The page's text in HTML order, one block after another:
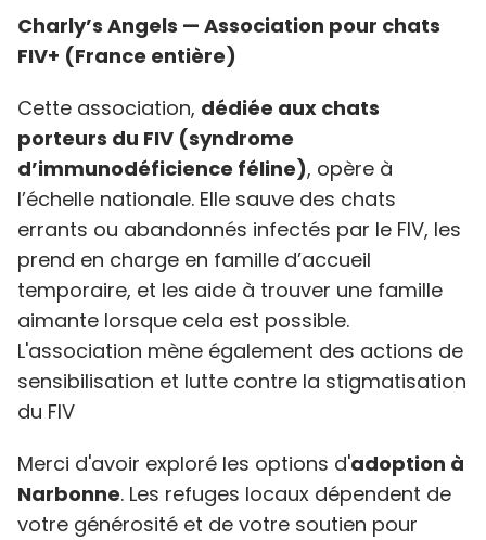
Charly’s Angels — Association pour chats
FIV+ (France entière)
Cette association, dédiée aux chats
porteurs du FIV (syndrome
d’immunodéficience féline), opère à
l’échelle nationale. Elle sauve des chats
errants ou abandonnés infectés par le FIV, les
prend en charge en famille d’accueil
temporaire, et les aide à trouver une famille
aimante lorsque cela est possible.
L'association mène également des actions de
sensibilisation et lutte contre la stigmatisation
du FIV
Merci d'avoir exploré les options d'adoption à
Narbonne. Les refuges locaux dépendent de
votre générosité et de votre soutien pour